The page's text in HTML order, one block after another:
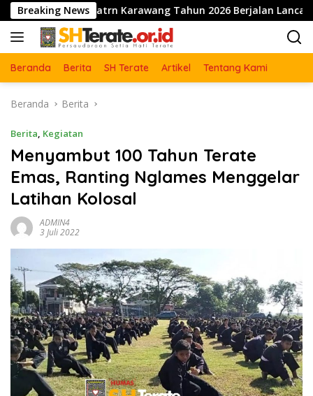
Langsung
ke
konten
Breaking News
Kabupatrn Karawang Tahun 2026 Berjalan Lancar dan Sukses
Beranda Berita SH Terate Artikel Tentang Kami
Beranda Berita
Berita, Kegiatan
Menyambut 100 Tahun Terate
Emas, Ranting Nglames Menggelar
Latihan Kolosal
ADMIN4
3 Juli 2022